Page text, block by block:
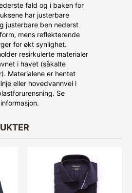
fald og i baken for
har justerbare
justerbare ben nederst
mens reflekterende
for økt synlighet.
resirkulerte materialer
i havet (såkalte
Materialene er hentet
eller hovedvannvei i
Se